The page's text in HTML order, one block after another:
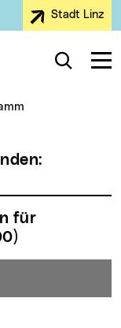
Stadt Linz
Suche